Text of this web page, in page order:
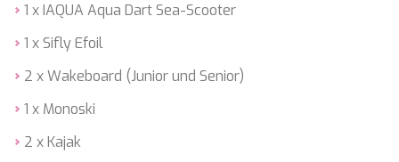
1 x IAQUA Aqua Dart Sea-Scooter
1 x Sifly Efoil
2 x Wakeboard (Junior und Senior)
1 x Monoski
2 x Kajak
HAPPY ME
HEEUS
HOPE I
HYPERION
IDYLLE
IMMERSIVE